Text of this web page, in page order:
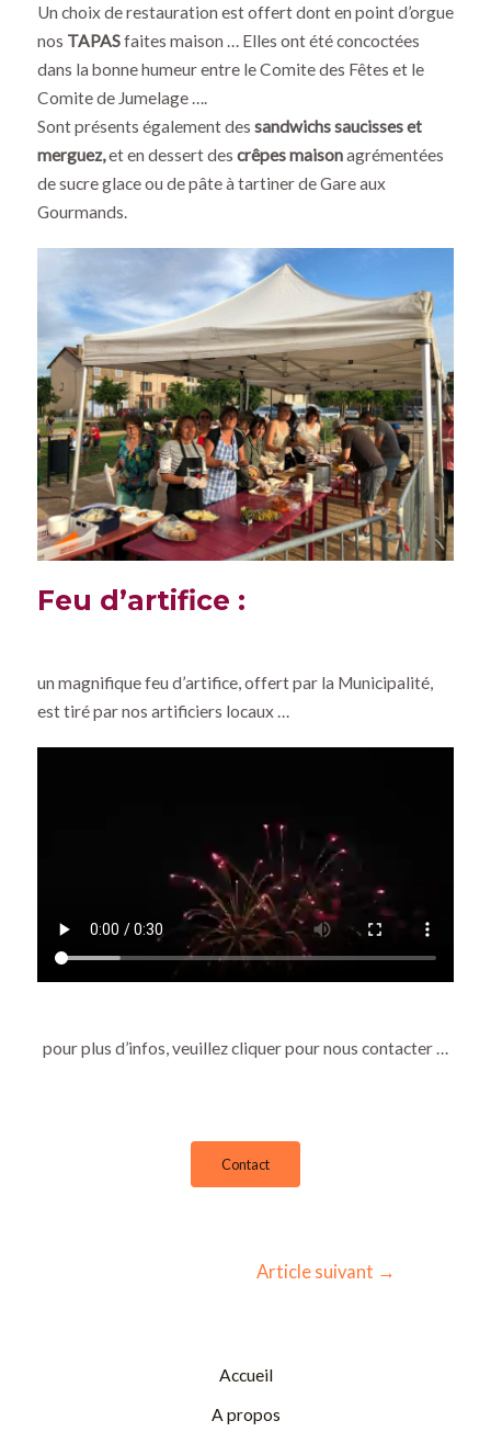
Un choix de restauration est offert dont en point d’orgue
nos TAPASfaites maison … Elles ont été concoctées
dans la bonne humeur entre le Comite des Fêtes et le
Comite de Jumelage ….
Sont présents également des sandwichs saucisses et
merguez,et en dessert des crêpes maisonagrémentées
de sucre glace ou de pâte à tartiner de Gare aux
Gourmands.
Feu d’artifice :
un magnifique feu d’artifice, offert par la Municipalité,
est tiré par nos artificiers locaux …
pour plus d’infos, veuillez cliquer pour nous contacter …
Contact
Article suivant →
Accueil
A propos